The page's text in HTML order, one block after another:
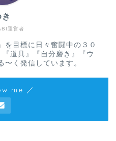
運営者
き
を目標に日々奮闘中の３０
道具』『自分磨き』『ウ
〜く発信しています。
me ／